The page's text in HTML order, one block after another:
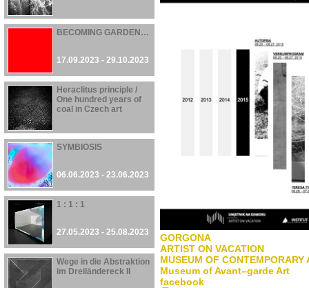
17.11.2023 - 28.04.2024
BECOMING GARDEN…
17.09.2023 - 29.10.2023
Heraclitus principle /
One hundred years of
coal in Czech art
16.06.2023 - 22.10.2023
SYMBIOSIS
06.06.2023 - 23.06.2023
1 : 1 : 1
27.05.2023 - 25.08.2023
Wege in die Abstraktion
im Dreiländereck II
GORGONA
ARTIST ON VACATION
MUSEUM OF CONTEMPORARY
Museum of Avant–garde Art
facebook